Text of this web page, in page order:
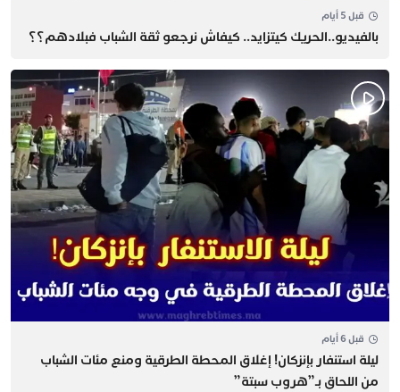
قبل 5 أيام
بالفيديو..الحريك كيتزايد.. كيفاش نرجعو ثقة الشباب فبلادهم؟؟
قبل 6 أيام
​ليلة استنفار بإنزكان! إغلاق المحطة الطرقية ومنع مئات الشباب
من اللحاق بـ”هروب سبتة”